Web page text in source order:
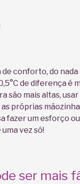
conforto, do
de diferença é
são mais altas,
próprias
fazer um esforço
vez só!
ser mais